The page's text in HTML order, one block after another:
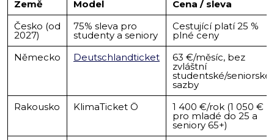
Země Model
Cena / sleva
Česko (od
2027)
75% sleva pro
studenty a seniory
Cestující platí 25 %
plné ceny
Německo
Deutschlandticket 63 €/měsíc, bez
zvláštní
studentské/seniorské
sazby
Rakousko
KlimaTicket Ö 1 400 €/rok (1 050 €
pro mladé do 25 a
seniory 65+)